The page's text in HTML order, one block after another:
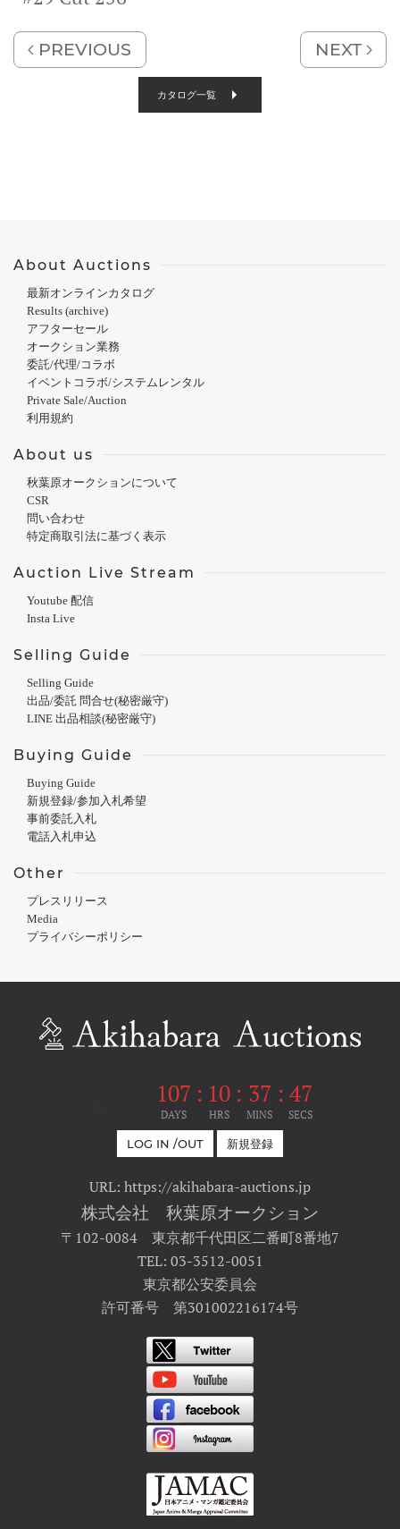
PREVIOUS NEXT
カタログ一覧
About Auctions
最新オンラインカタログ
Results (archive)
アフターセール
オークション業務
委託/代理/コラボ
イベントコラボ/システムレンタル
Private Sale/Auction
利用規約
About us
秋葉原オークションについて
CSR
問い合わせ
特定商取引法に基づく表示
Auction Live Stream
Youtube 配信
Insta Live
Selling Guide
Selling Guide
出品/委託 問合せ(秘密厳守)
LINE 出品相談(秘密厳守)
Buying Guide
Buying Guide
新規登録/参加入札希望
事前委託入札
電話入札申込
Other
プレスリリース
Media
プライバシーポリシー
107
DAYS
: 10
HRS
: 37
MINS
: 47
SECS
LOG IN /OUT 新規登録
URL: https://akihabara-auctions.jp
株式会社 秋葉原オークション
〒102-0084 東京都千代田区二番町8番地7
TEL: 03-3512-0051
東京都公安委員会
許可番号 第301002216174号